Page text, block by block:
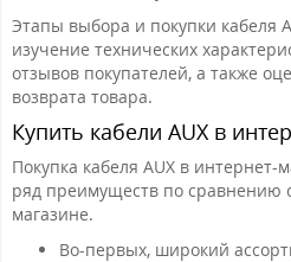
Этапы выбора и покупки кабеля
изучение технических
отзывов покупателей, а также
возврата товара.
Купить кабели AUX в
Покупка кабеля AUX в интернет-
ряд преимуществ по сравнению
магазине.
Во-первых, широкий